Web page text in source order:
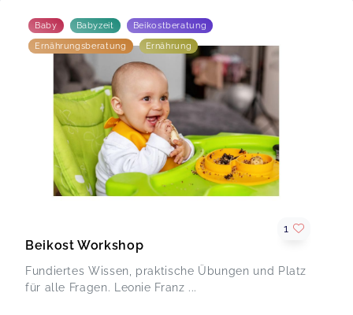
Baby Babyzeit Beikostberatung
Ernährungsberatung Ernährung
Beikost Workshop
Fundiertes Wissen, praktische Übungen und Platz
für alle Fragen. Leonie Franz ...
1